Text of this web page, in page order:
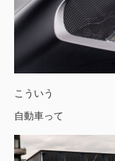
こういう
自動車って